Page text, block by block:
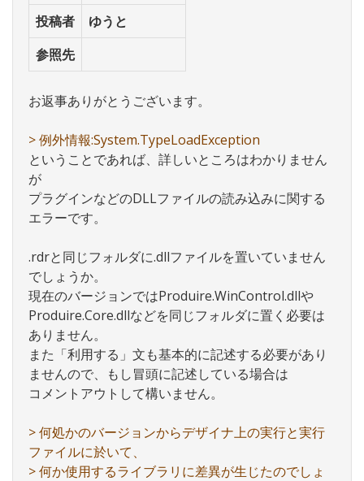
投稿者
ゆうと
参照先
お返事ありがとうございます。
> 例外情報:System.TypeLoadException
ということであれば、詳しいところはわかりません
が
プラグインなどのDLLファイルの読み込みに関する
エラーです。
.rdrと同じフォルダに.dllファイルを置いていません
でしょうか。
現在のバージョンではProduire.WinControl.dllや
Produire.Core.dllなどを同じフォルダに置く必要は
ありません。
また「利用する」文も基本的に記述する必要があり
ませんので、もし冒頭に記述している場合は
コメントアウトして構いません。
> 何処かのバージョンからデザイナ上の実行と実行
ファイルに於いて、
> 何か使用するライブラリに差異が生じたのでしょ